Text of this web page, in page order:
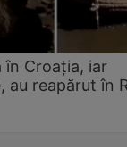
în Croația, iar
au reapărut în